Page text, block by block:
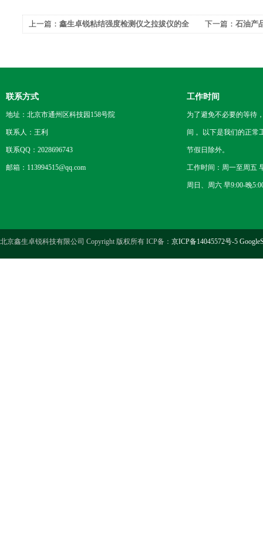
上一篇： 鑫生卓锐粘结强度检测仪之拉拔仪的全
下一篇： 石油产
联系方式
地址：北京市通州区科技园158号院
联系人：王利
联系QQ：2028696743
邮箱：113994515@qq.com
工作时间
为了避免不必要的等待
间 。以下是我们的正常
节假日除外。
工作时间：周一至周五
周日、周六 早9:00-晚
北京鑫生卓锐科技有限公司 Copyright 版权所有 ICP备： 京ICP备14045572号-5